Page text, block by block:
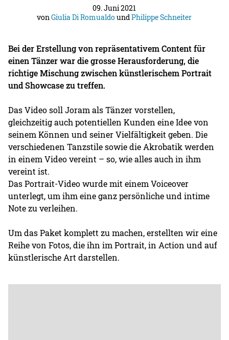
09. Juni 2021
vonGiulia Di RomualdoundPhilippe Schneiter
Bei der Erstellung von repräsentativem Content für
einen Tänzer war die grosse Herausforderung, die
richtige Mischung zwischen künstlerischem Portrait
und Showcase zu treffen.
Das Video soll Joram als Tänzer vorstellen,
gleichzeitig auch potentiellen Kunden eine Idee von
seinem Können und seiner Vielfältigkeit geben. Die
verschiedenen Tanzstile sowie die Akrobatik werden
in einem Video vereint – so, wie alles auch in ihm
vereint ist.
Das Portrait-Video wurde mit einem Voiceover
unterlegt, um ihm eine ganz persönliche und intime
Note zu verleihen.
Um das Paket komplett zu machen, erstellten wir eine
Reihe von Fotos, die ihn im Portrait, in Action und auf
künstlerische Art darstellen.